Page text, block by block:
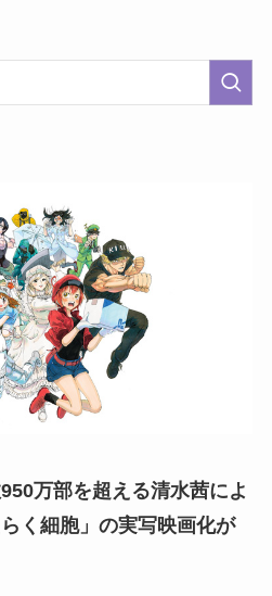
万部を超える清水茜によ
く細胞」の実写映画化が